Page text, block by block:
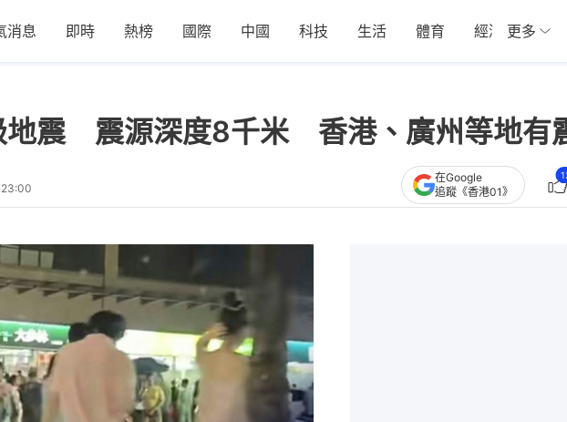
消息 即時 熱榜 國際 中國 科技 生活 體育 經濟 01深圳
更多
地震 震源深度8千米 香港、廣州等地有
在Google
追蹤《香港01》